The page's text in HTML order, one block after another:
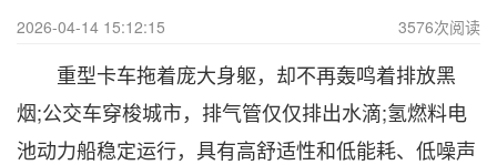
2026-04-14 15:12:15 3576次阅读
重型卡车拖着庞大身躯，却不再轰鸣着排放黑
烟;公交车穿梭城市，排气管仅仅排出水滴;氢燃料电
池动力船稳定运行，具有高舒适性和低能耗、低噪声